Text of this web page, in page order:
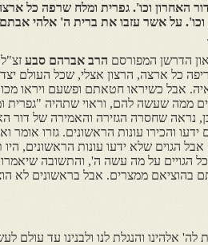
האחרון וכו'. גפרית ומלח שרפה כל
על אשר עזבו את ברית ה' אלהי
הדרשן המפורסם הרב אברהם סבע
כל ארצה, הרצון אצלי, שכל העולם
אבל כשיראו חטאתם ופשעם ויראו
ממה שעשה להם, וראוי שתהיה
נראה שחסרה הגזירה והאמירה של דור
והכירו עונות הראשונים. גזרו
אבל הגוים שלא ידעו עונות הראשונים,
כל הגויים על מה עשה ה', והתשובה
בהוציאם ממצרים. אבל בראשונים לא
לה' אלהינו והנגלת לנו ולבנינו עד